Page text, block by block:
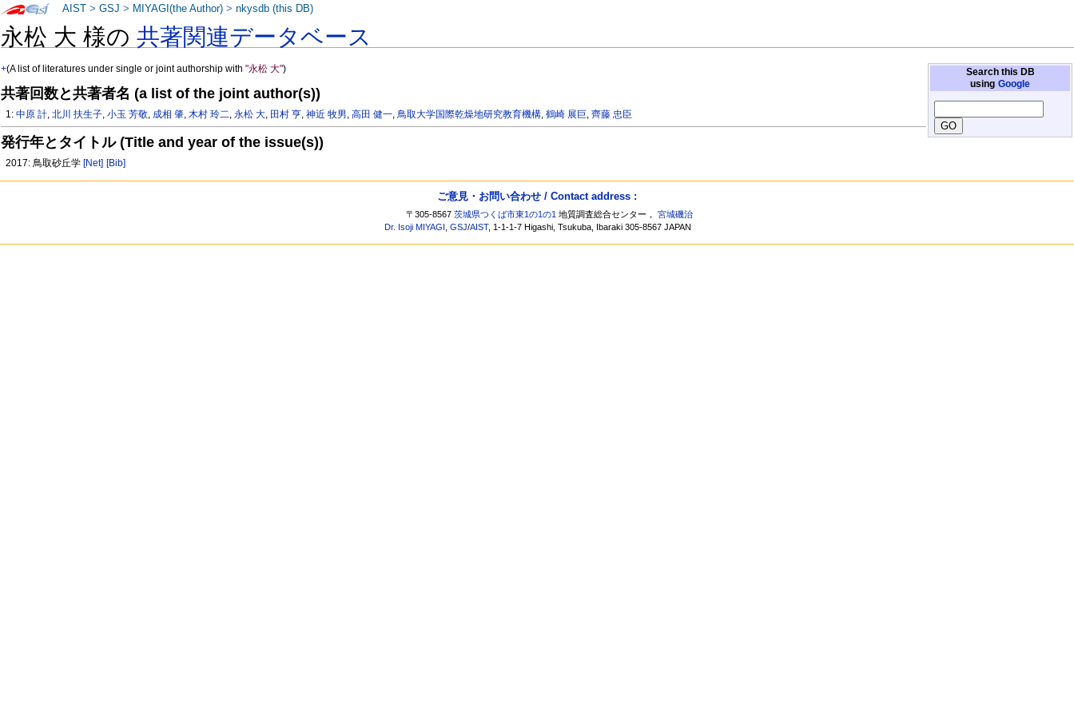
永松 大 様の共著関連データベース
Search this DB
using Google
+(A list of literatures under single or joint authorship with"永松 大")
共著回数と共著者名 (a list of the joint author(s))
1:中原 計,北川 扶生子,小玉 芳敬, 成相 肇,木村 玲二,永松 大, 田村 亨,神近 牧男,高田 健一,鳥取大学国際乾燥地研究教育機構,鶴崎 展巨,齊藤 忠臣
発行年とタイトル (Title and year of the issue(s))
2017: 鳥取砂丘学 [Net] [Bib]
AIST >GSJ > MIYAGI(the Author) >nkysdb (this DB)
ご意見・お問い合わせ / Contact address :
〒305-8567茨城県つくば市東1の1の1 地質調査総合センター，宮城磯治
Dr. Isoji MIYAGI ,GSJ/AIST, 1-1-1-7 Higashi, Tsukuba, Ibaraki 305-8567 JAPAN